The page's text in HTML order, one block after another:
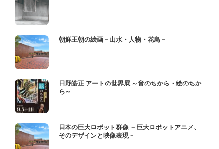
朝鮮王朝の絵画－山水・人物・花鳥－
日野皓正 アートの世界展 ～音のちから・絵のちか
ら～
日本の巨大ロボット群像 －巨大ロボットアニメ、
そのデザインと映像表現－